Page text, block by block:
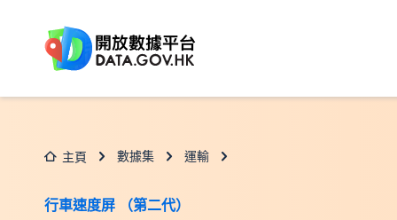
主頁 數據集 運輸
行車速度屏 （第二代）